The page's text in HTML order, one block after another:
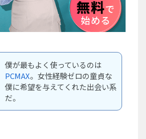
僕が最もよく使っているのは
PCMAX。女性経験ゼロの童貞な
僕に希望を与えてくれた出会い系
だ。